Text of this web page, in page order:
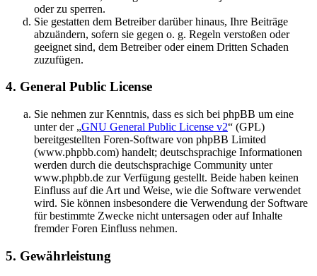
oder zu sperren.
Sie gestatten dem Betreiber darüber hinaus, Ihre Beiträge
abzuändern, sofern sie gegen o. g. Regeln verstoßen oder
geeignet sind, dem Betreiber oder einem Dritten Schaden
zuzufügen.
4. General Public License
Sie nehmen zur Kenntnis, dass es sich bei phpBB um eine
unter der „GNU General Public License v2“ (GPL)
bereitgestellten Foren-Software von phpBB Limited
(www.phpbb.com) handelt; deutschsprachige Informationen
werden durch die deutschsprachige Community unter
www.phpbb.de zur Verfügung gestellt. Beide haben keinen
Einfluss auf die Art und Weise, wie die Software verwendet
wird. Sie können insbesondere die Verwendung der Software
für bestimmte Zwecke nicht untersagen oder auf Inhalte
fremder Foren Einfluss nehmen.
5. Gewährleistung